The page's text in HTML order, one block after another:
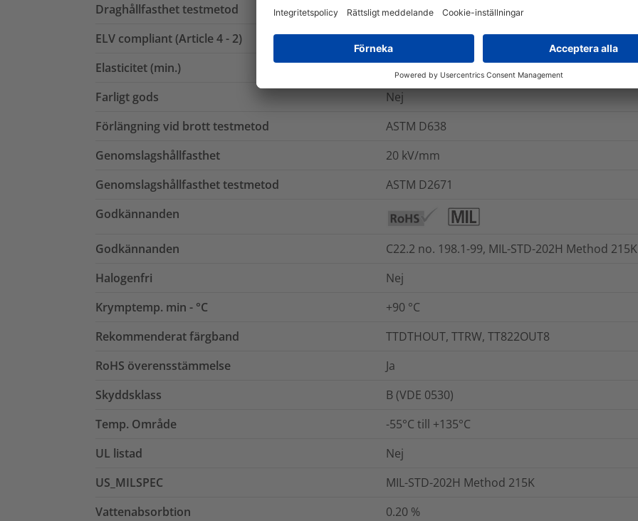
Draghållfasthet testmetod
ASTM D638
ELV compliant (Article 4 - 2)
Ja
Elasticitet (min.)
300%
Farligt gods
Nej
Förlängning vid brott testmetod
ASTM D638
Genomslagshållfasthet
20 kV/mm
Genomslagshållfasthet testmetod
ASTM D2671
Godkännanden
Godkännanden
C22.2 no. 198.1-99, MIL-STD-202H Method 215K
Halogenfri
Nej
Krymptemp. min - °C
+90 °C
Rekommenderat färgband
TTDTHOUT, TTRW, TT822OUT8
RoHS överensstämmelse
Ja
Skyddsklass
B (VDE 0530)
Temp. Område
-55°C till +135°C
UL listad
Nej
US_MILSPEC
MIL-STD-202H Method 215K
Vattenabsorbtion
0.20 %